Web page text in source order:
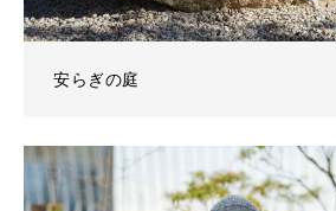
安らぎの庭